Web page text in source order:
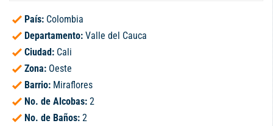
País: Colombia
Departamento: Valle del Cauca
Ciudad: Cali
Zona: Oeste
Barrio: Miraflores
No. de Alcobas: 2
No. de Baños: 2